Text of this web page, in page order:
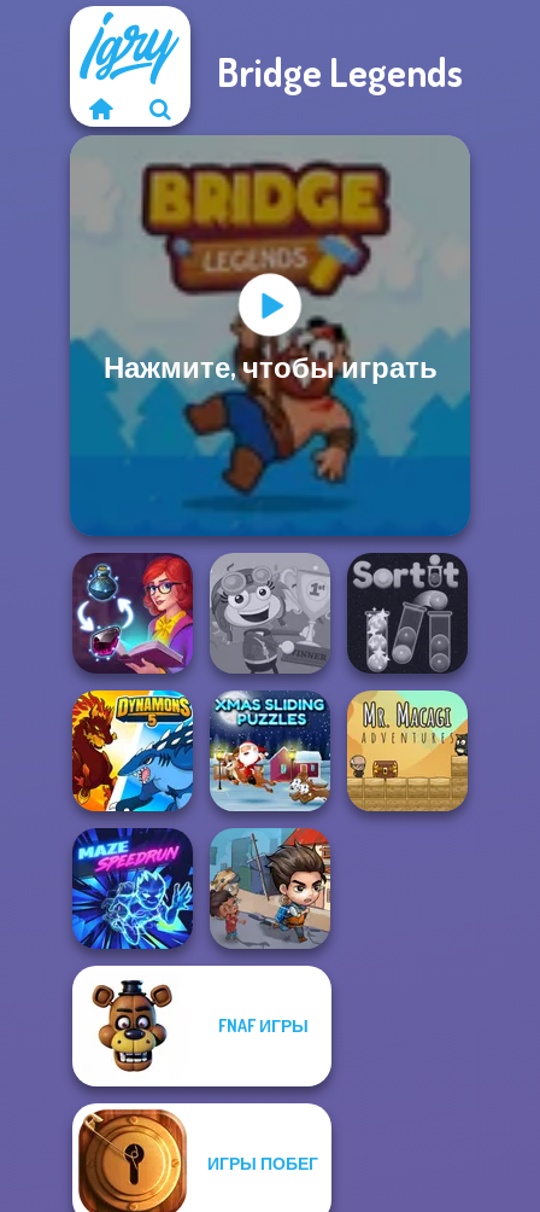
Bridge Legends
Нажмите, чтобы играть
Sorting Sorcery Poptropica Sort It
Dynamons 5
Xmas Sliding
Puzzles
Maze Speedrun
Last Day On Earth
FNAF ИГРЫ
ИГРЫ ПОБЕГ